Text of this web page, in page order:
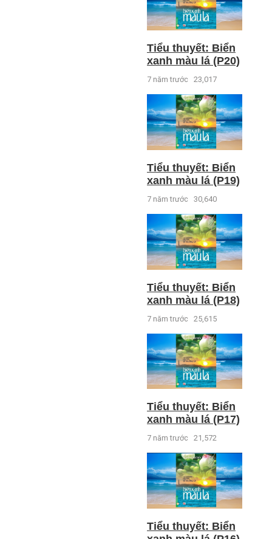
Tiểu thuyết: Biển
xanh màu lá (P20)
7 năm trước 23,017
Tiểu thuyết: Biển
xanh màu lá (P19)
7 năm trước 30,640
Tiểu thuyết: Biển
xanh màu lá (P18)
7 năm trước 25,615
Tiểu thuyết: Biển
xanh màu lá (P17)
7 năm trước 21,572
Tiểu thuyết: Biển